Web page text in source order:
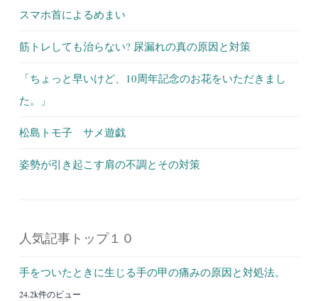
スマホ首によるめまい
筋トレしても治らない? 尿漏れの真の原因と対策
「ちょっと早いけど、10周年記念のお花をいただきまし
た。」
松島トモ子 サメ遊戯
姿勢が引き起こす肩の不調とその対策
人気記事トップ１０
手をついたときに生じる手の甲の痛みの原因と対処法。
24.2k件のビュー